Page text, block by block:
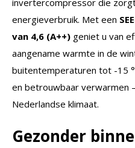
invertercompressor die
energieverbruik. Met een
van 4,6 (A++) geniet u van
aangename warmte in de
buitentemperaturen tot -15
en betrouwbaar verwarmen
Nederlandse klimaat.
Gezonder